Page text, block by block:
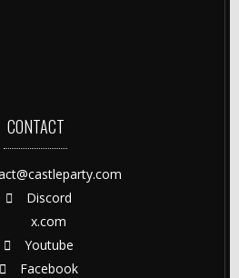
CONTACT
Discord
x.com
Youtube
Facebook